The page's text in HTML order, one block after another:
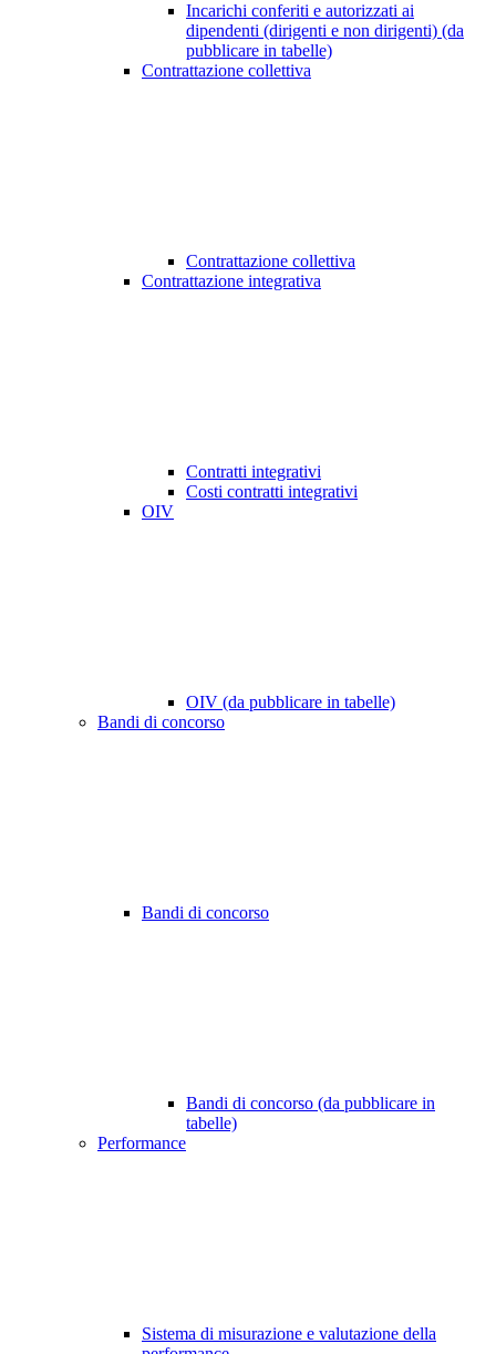
Incarichi conferiti e autorizzati ai
dipendenti (dirigenti e non dirigenti) (da
pubblicare in tabelle)
Contrattazione collettiva
Contrattazione collettiva
Contrattazione integrativa
Contratti integrativi
Costi contratti integrativi
OIV
OIV (da pubblicare in tabelle)
Bandi di concorso
Bandi di concorso
Bandi di concorso (da pubblicare in
tabelle)
Performance
Sistema di misurazione e valutazione della